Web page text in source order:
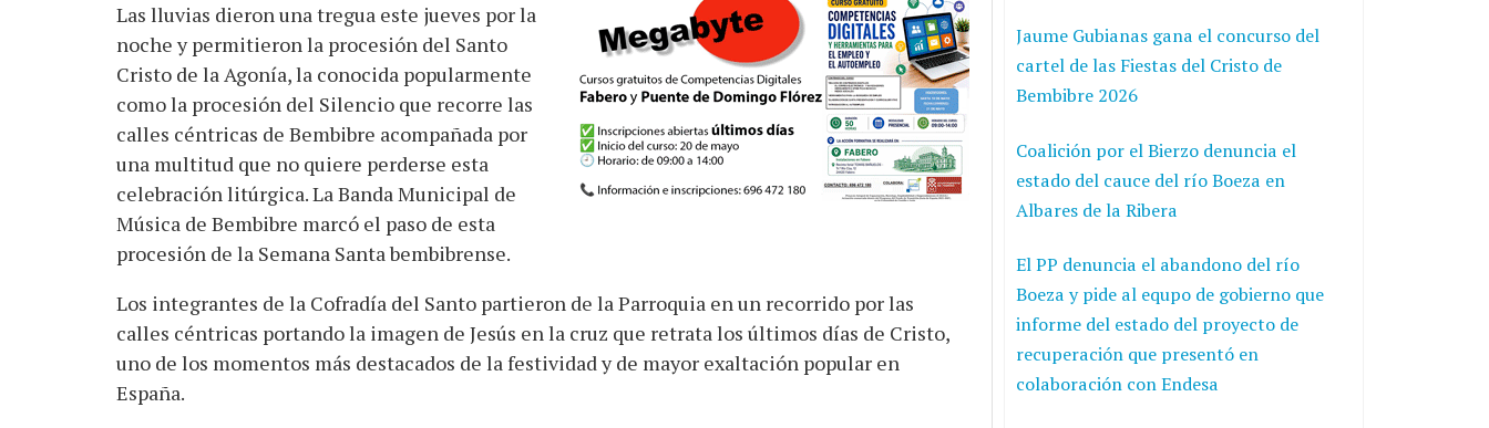
Las lluvias dieron una tregua este jueves por la
noche y permitieron la procesión del Santo
Cristo de la Agonía, la conocida popularmente
como la procesión del Silencio que recorre las
calles céntricas de Bembibre acompañada por
una multitud que no quiere perderse esta
celebración litúrgica. La Banda Municipal de
Música de Bembibre marcó el paso de esta
procesión de la Semana Santa bembibrense.
Los integrantes de la Cofradía del Santo partieron de la Parroquia en un recorrido por las
calles céntricas portando la imagen de Jesús en la cruz que retrata los últimos días de Cristo,
uno de los momentos más destacados de la festividad y de mayor exaltación popular en
España.
Jaume Gubianas gana el concurso del
cartel de las Fiestas del Cristo de
Bembibre 2026
Coalición por el Bierzo denuncia el
estado del cauce del río Boeza en
Albares de la Ribera
El PP denuncia el abandono del río
Boeza y pide al equpo de gobierno que
informe del estado del proyecto de
recuperación que presentó en
colaboración con Endesa